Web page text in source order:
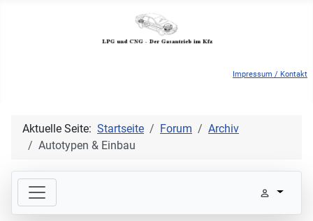
Impressum / Kontakt
Aktuelle Seite: Startseite Forum
Archiv
Autotypen & Einbau